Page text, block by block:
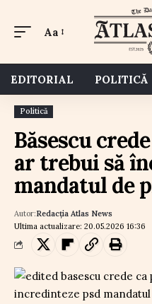
Aa
EDITORIAL POLITICĂ
Politică
Băsescu
ar trebui să
mandatul de
Ultima actualizare: 20.05.2026 16:36
Autor:Redacția Atlas News